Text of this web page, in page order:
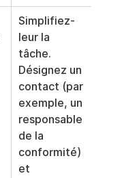
Simplifiez-
leur la
tâche.
Désignez un
contact (par
exemple, un
responsable
de la
conformité)
et